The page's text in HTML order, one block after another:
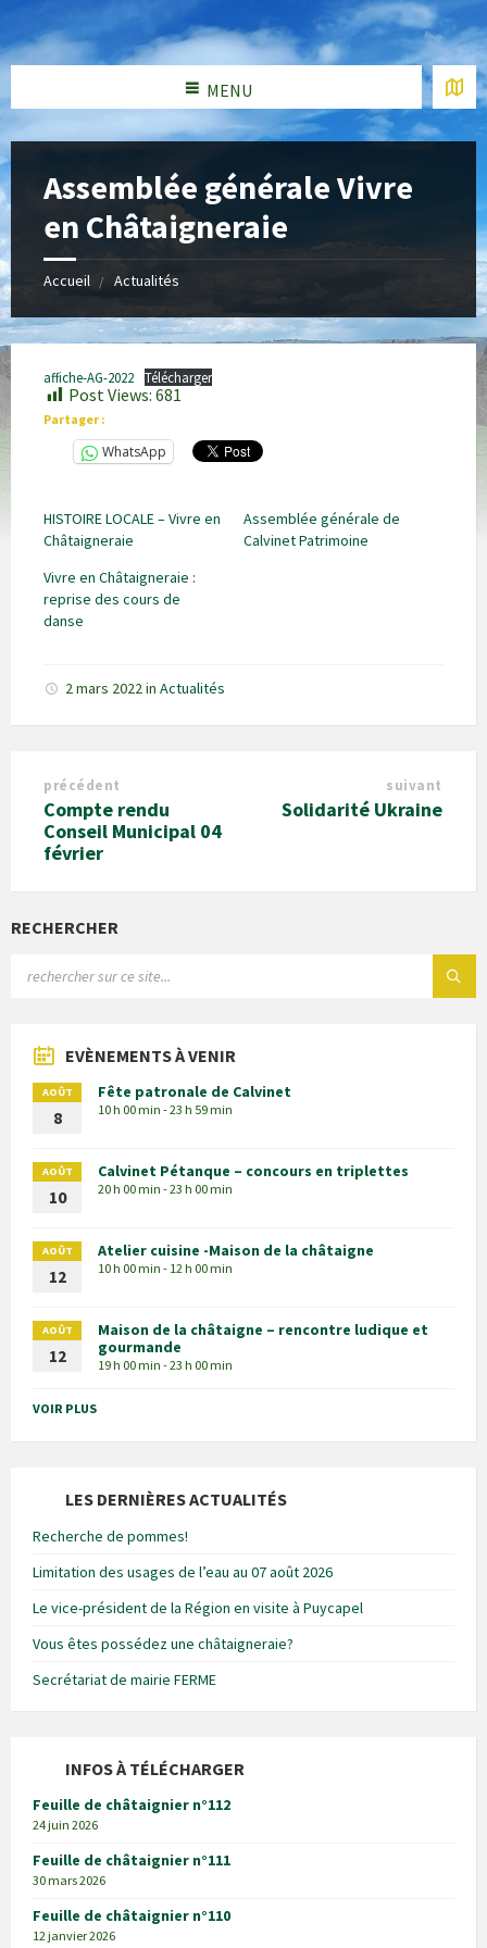
MENU
Assemblée générale Vivre
en Châtaigneraie
Accueil Actualités
affiche-AG-2022 Télécharger
Post Views: 681
Partager :
WhatsApp
HISTOIRE LOCALE – Vivre en
Châtaigneraie
Assemblée générale de
Calvinet Patrimoine
Vivre en Châtaigneraie :
reprise des cours de
danse
2 mars 2022in Actualités
précédent
Compte rendu
Conseil Municipal 04
février
suivant
Solidarité Ukraine
RECHERCHER
EVÈNEMENTS À VENIR
AOÛT
8
Fête patronale de Calvinet
10 h 00 min - 23 h 59 min
AOÛT
10
Calvinet Pétanque – concours en triplettes
20 h 00 min - 23 h 00 min
AOÛT
12
Atelier cuisine -Maison de la châtaigne
10 h 00 min - 12 h 00 min
AOÛT
12
Maison de la châtaigne – rencontre ludique et
gourmande
19 h 00 min - 23 h 00 min
VOIR PLUS
LES DERNIÈRES ACTUALITÉS
Recherche de pommes!
Limitation des usages de l’eau au 07 août 2026
Le vice-président de la Région en visite à Puycapel
Vous êtes possédez une châtaigneraie?
Secrétariat de mairie FERME
INFOS À TÉLÉCHARGER
Feuille de châtaignier n°112
24 juin 2026
Feuille de châtaignier n°111
30 mars 2026
Feuille de châtaignier n°110
12 janvier 2026